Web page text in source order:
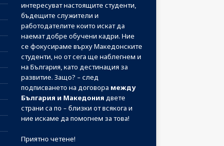
интересуват настоящите студенти,
бъдещите служители и
работодателите които искат да
наемат добре обучени кадри. Ние
се фокусираме върху Македонските
студенти, но от сега ще наблегнем и
на България, като дестинация за
развитие. Защо? – след
подписването на договора между
България и Македония двете
страни са по – близки от всякога и
ние искаме да помогнем за това!
Приятно четене!